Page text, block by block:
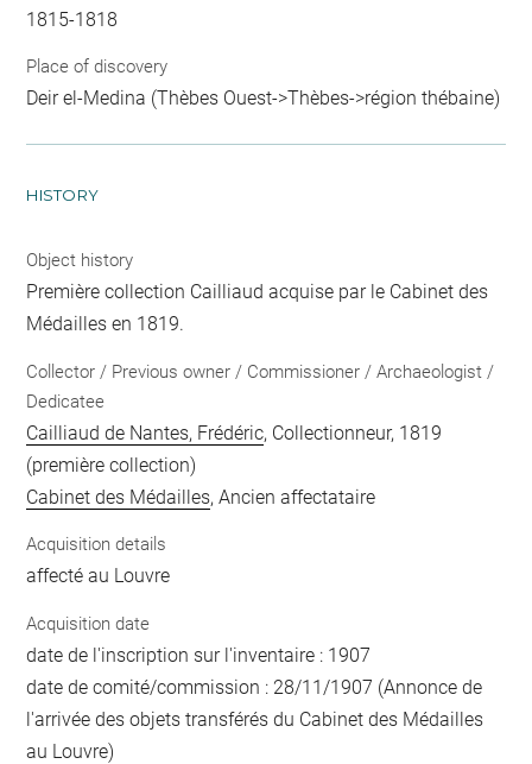
1815-1818
Place of discovery
Deir el-Medina (Thèbes Ouest->Thèbes->région thébaine)
HISTORY
Object history
Première collection Cailliaud acquise par le Cabinet des
Médailles en 1819.
Collector / Previous owner / Commissioner / Archaeologist /
Dedicatee
Cailliaud de Nantes, Frédéric, Collectionneur, 1819
(première collection)
Cabinet des Médailles, Ancien affectataire
Acquisition details
affecté au Louvre
Acquisition date
date de l'inscription sur l'inventaire : 1907
date de comité/commission : 28/11/1907 (Annonce de
l'arrivée des objets transférés du Cabinet des Médailles
au Louvre)